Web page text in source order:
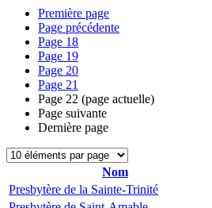
Première page
Page précédente
Page 18
Page 19
Page 20
Page 21
Page 22 (page actuelle)
Page suivante
Dernière page
Nom
Presbytère de la Sainte-Trinité